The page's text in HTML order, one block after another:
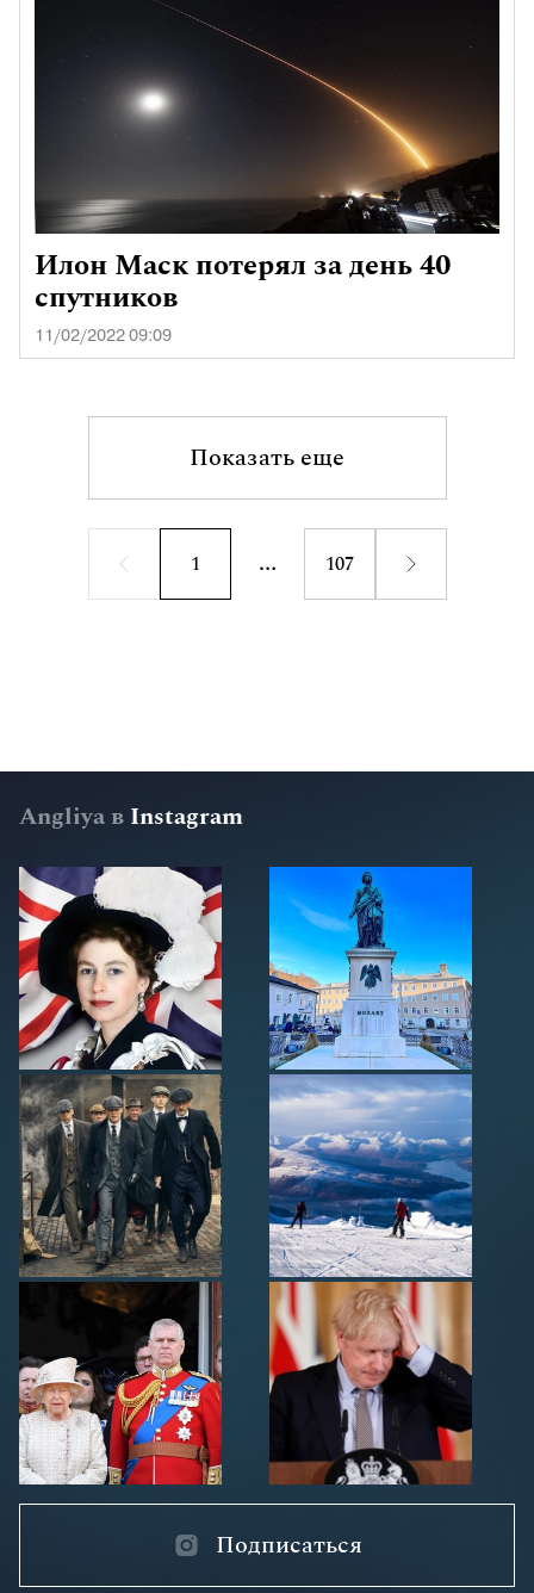
Илон Маск потерял за день 40
спутников
11/02/2022 09:09
Показать еще
1 107
Angliya в Instagram
Подписаться